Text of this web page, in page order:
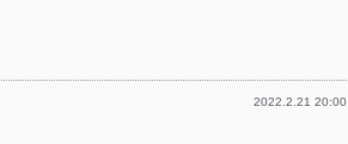
2022.2.21 20:00